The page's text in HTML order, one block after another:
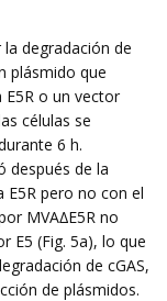
degradación de
plásmido que
E5R o un vector
células se
6 h.
después de la
pero no con el
MVA∆E5R no
E5 (Fig. 5a), lo que
de cGAS,
de plásmidos.